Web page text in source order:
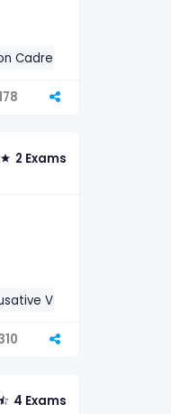
Cadre)-2026
2 Exams
Verb
4 Exams